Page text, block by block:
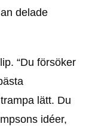
delade
“Du försöker
lätt. Du
idéer,